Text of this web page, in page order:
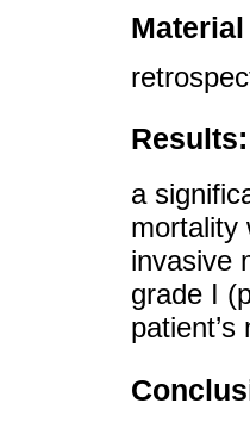
Results:
a
mortality
invasive
grade I